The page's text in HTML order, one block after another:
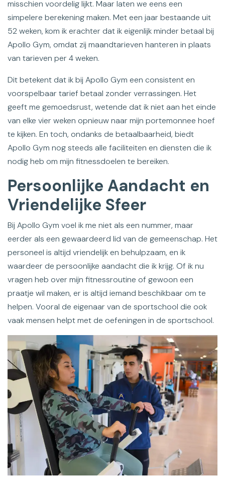
misschien voordelig lijkt. Maar laten we eens een
simpelere berekening maken. Met een jaar bestaande uit
52 weken, kom ik erachter dat ik eigenlijk minder betaal bij
Apollo Gym, omdat zij maandtarieven hanteren in plaats
van tarieven per 4 weken.
Dit betekent dat ik bij Apollo Gym een consistent en
voorspelbaar tarief betaal zonder verrassingen. Het
geeft me gemoedsrust, wetende dat ik niet aan het einde
van elke vier weken opnieuw naar mijn portemonnee hoef
te kijken. En toch, ondanks de betaalbaarheid, biedt
Apollo Gym nog steeds alle faciliteiten en diensten die ik
nodig heb om mijn fitnessdoelen te bereiken.
Persoonlijke Aandacht en
Vriendelijke Sfeer
Bij Apollo Gym voel ik me niet als een nummer, maar
eerder als een gewaardeerd lid van de gemeenschap. Het
personeel is altijd vriendelijk en behulpzaam, en ik
waardeer de persoonlijke aandacht die ik krijg. Of ik nu
vragen heb over mijn fitnessroutine of gewoon een
praatje wil maken, er is altijd iemand beschikbaar om te
helpen. Vooral de eigenaar van de sportschool die ook
vaak mensen helpt met de oefeningen in de sportschool.